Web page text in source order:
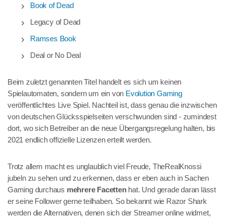
Book of Dead
Legacy of Dead
Ramses Book
Deal or No Deal
Beim zuletzt genannten Titel handelt es sich um keinen
Spielautomaten, sondern um ein von Evolution Gaming
veröffentlichtes Live Spiel. Nachteil ist, dass genau die inzwischen
von deutschen Glücksspielseiten verschwunden sind - zumindest
dort, wo sich Betreiber an die neue Übergangsregelung halten, bis
2021 endlich offizielle Lizenzen erteilt werden.
Trotz allem macht es unglaublich viel Freude, TheRealKnossi
jubeln zu sehen und zu erkennen, dass er eben auch in Sachen
Gaming durchaus mehrere Facettenhat. Und gerade daran lässt
er seine Follower gerne teilhaben. So bekannt wie Razor Shark
werden die Alternativen, denen sich der Streamer online widmet,